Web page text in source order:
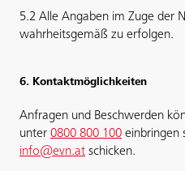
5.2 Alle Angaben im Zuge der
wahrheitsgemäß zu erfolgen.
6. Kontaktmöglichkeiten
Anfragen und Beschwerden
unter 0800 800 100 einbringen
info@evn.at schicken.